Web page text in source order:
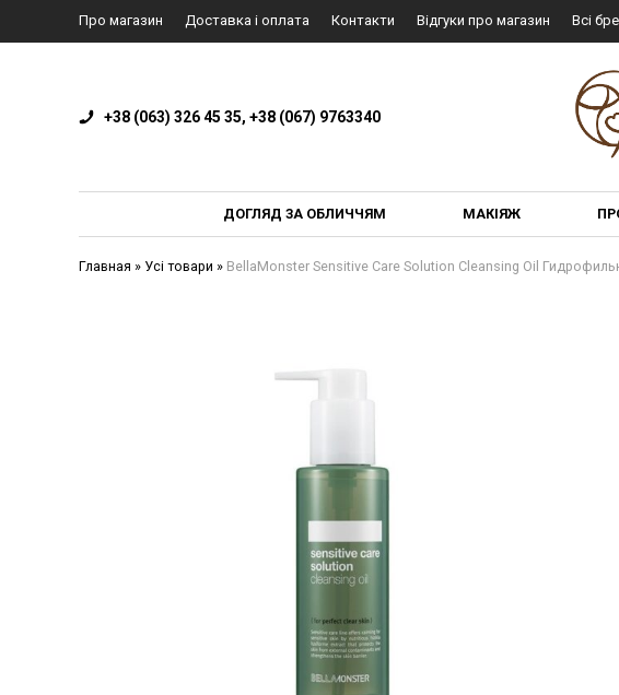
Про магазин Доставка і оплата Контакти Відгуки про магазин Всі
+38 (063) 326 45 35, +38 (067) 9763340
ДОГЛЯД ЗА ОБЛИЧЧЯМ МАКІЯЖ
Главная » Усі товари » BellaMonster Sensitive Care Solution Cleansing Oil